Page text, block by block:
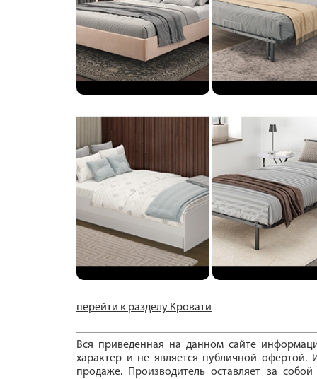
перейти к разделу Кровати
Вся приведенная на данном сайте
характер и не является публичной офертой.
продаже. Производитель оставляет за